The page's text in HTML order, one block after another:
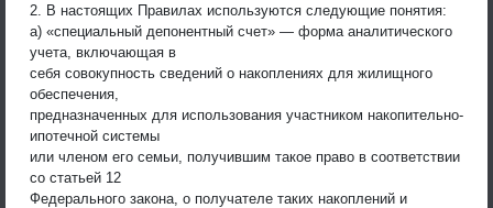
2. В настоящих Правилах используются следующие понятия:
а) «специальный депонентный счет» — форма аналитического
учета, включающая в
себя совокупность сведений о накоплениях для жилищного
обеспечения,
предназначенных для использования участником накопительно-
ипотечной системы
или членом его семьи, получившим такое право в соответствии
со статьей 12
Федерального закона, о получателе таких накоплений и